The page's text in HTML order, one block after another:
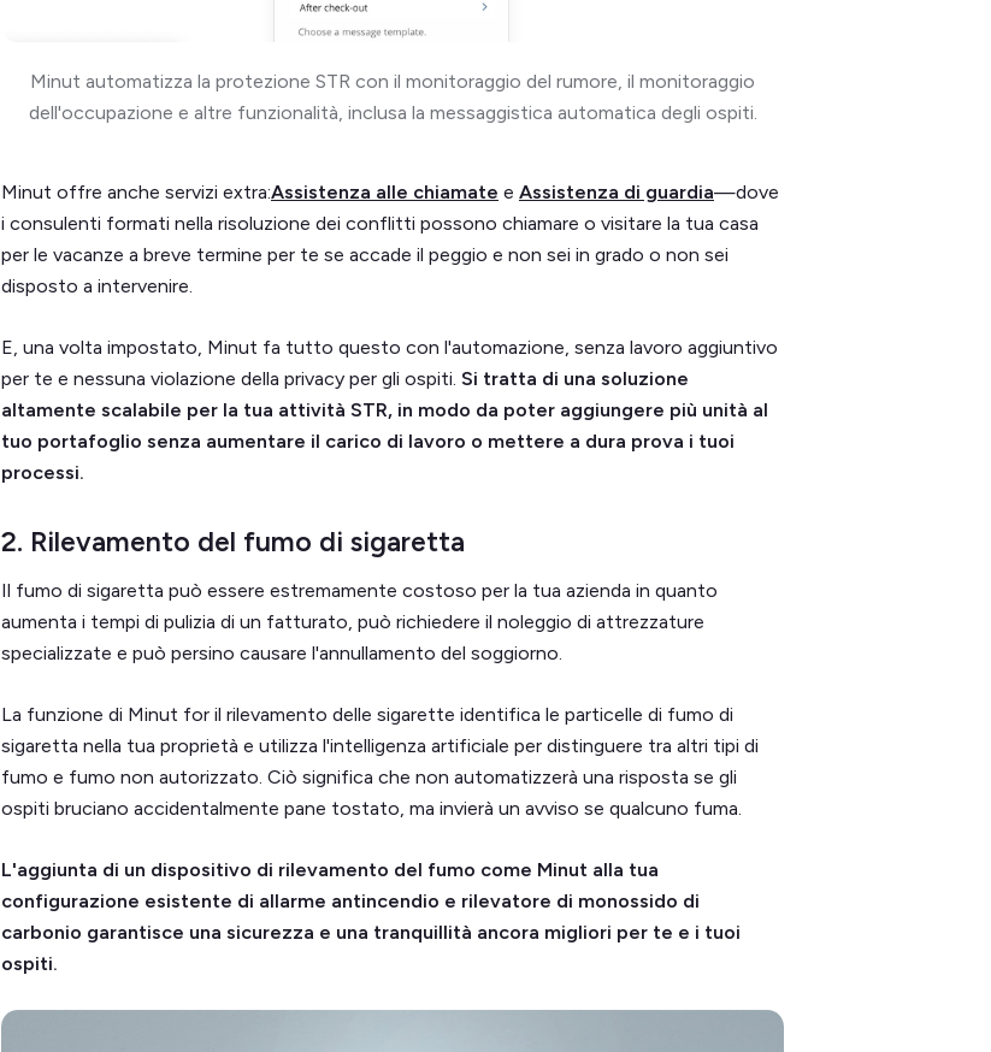
Minut automatizza la protezione STR con il monitoraggio del rumore, il monitoraggio
dell'occupazione e altre funzionalità, inclusa la messaggistica automatica degli ospiti.
Minut offre anche servizi extra:Assistenza alle chiamate e Assistenza di guardia—dove
i consulenti formati nella risoluzione dei conflitti possono chiamare o visitare la tua casa
per le vacanze a breve termine per te se accade il peggio e non sei in grado o non sei
disposto a intervenire.
E, una volta impostato, Minut fa tutto questo con l'automazione, senza lavoro aggiuntivo
per te e nessuna violazione della privacy per gli ospiti. Si tratta di una soluzione
altamente scalabile per la tua attività STR, in modo da poter aggiungere più unità al
tuo portafoglio senza aumentare il carico di lavoro o mettere a dura prova i tuoi
processi.
2. Rilevamento del fumo di sigaretta
Il fumo di sigaretta può essere estremamente costoso per la tua azienda in quanto
aumenta i tempi di pulizia di un fatturato, può richiedere il noleggio di attrezzature
specializzate e può persino causare l'annullamento del soggiorno.
La funzione di Minut for il rilevamento delle sigarette identifica le particelle di fumo di
sigaretta nella tua proprietà e utilizza l'intelligenza artificiale per distinguere tra altri tipi di
fumo e fumo non autorizzato. Ciò significa che non automatizzerà una risposta se gli
ospiti bruciano accidentalmente pane tostato, ma invierà un avviso se qualcuno fuma.
L'aggiunta di un dispositivo di rilevamento del fumo come Minut alla tua
configurazione esistente di allarme antincendio e rilevatore di monossido di
carbonio garantisce una sicurezza e una tranquillità ancora migliori per te e i tuoi
ospiti.